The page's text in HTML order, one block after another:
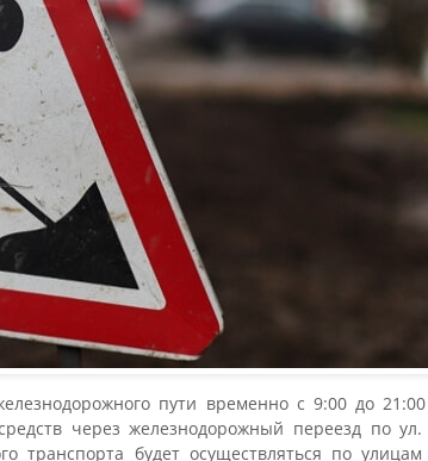
пути временно с 9:00 до
через железнодорожный переезд по
транспорта будет осуществляться по